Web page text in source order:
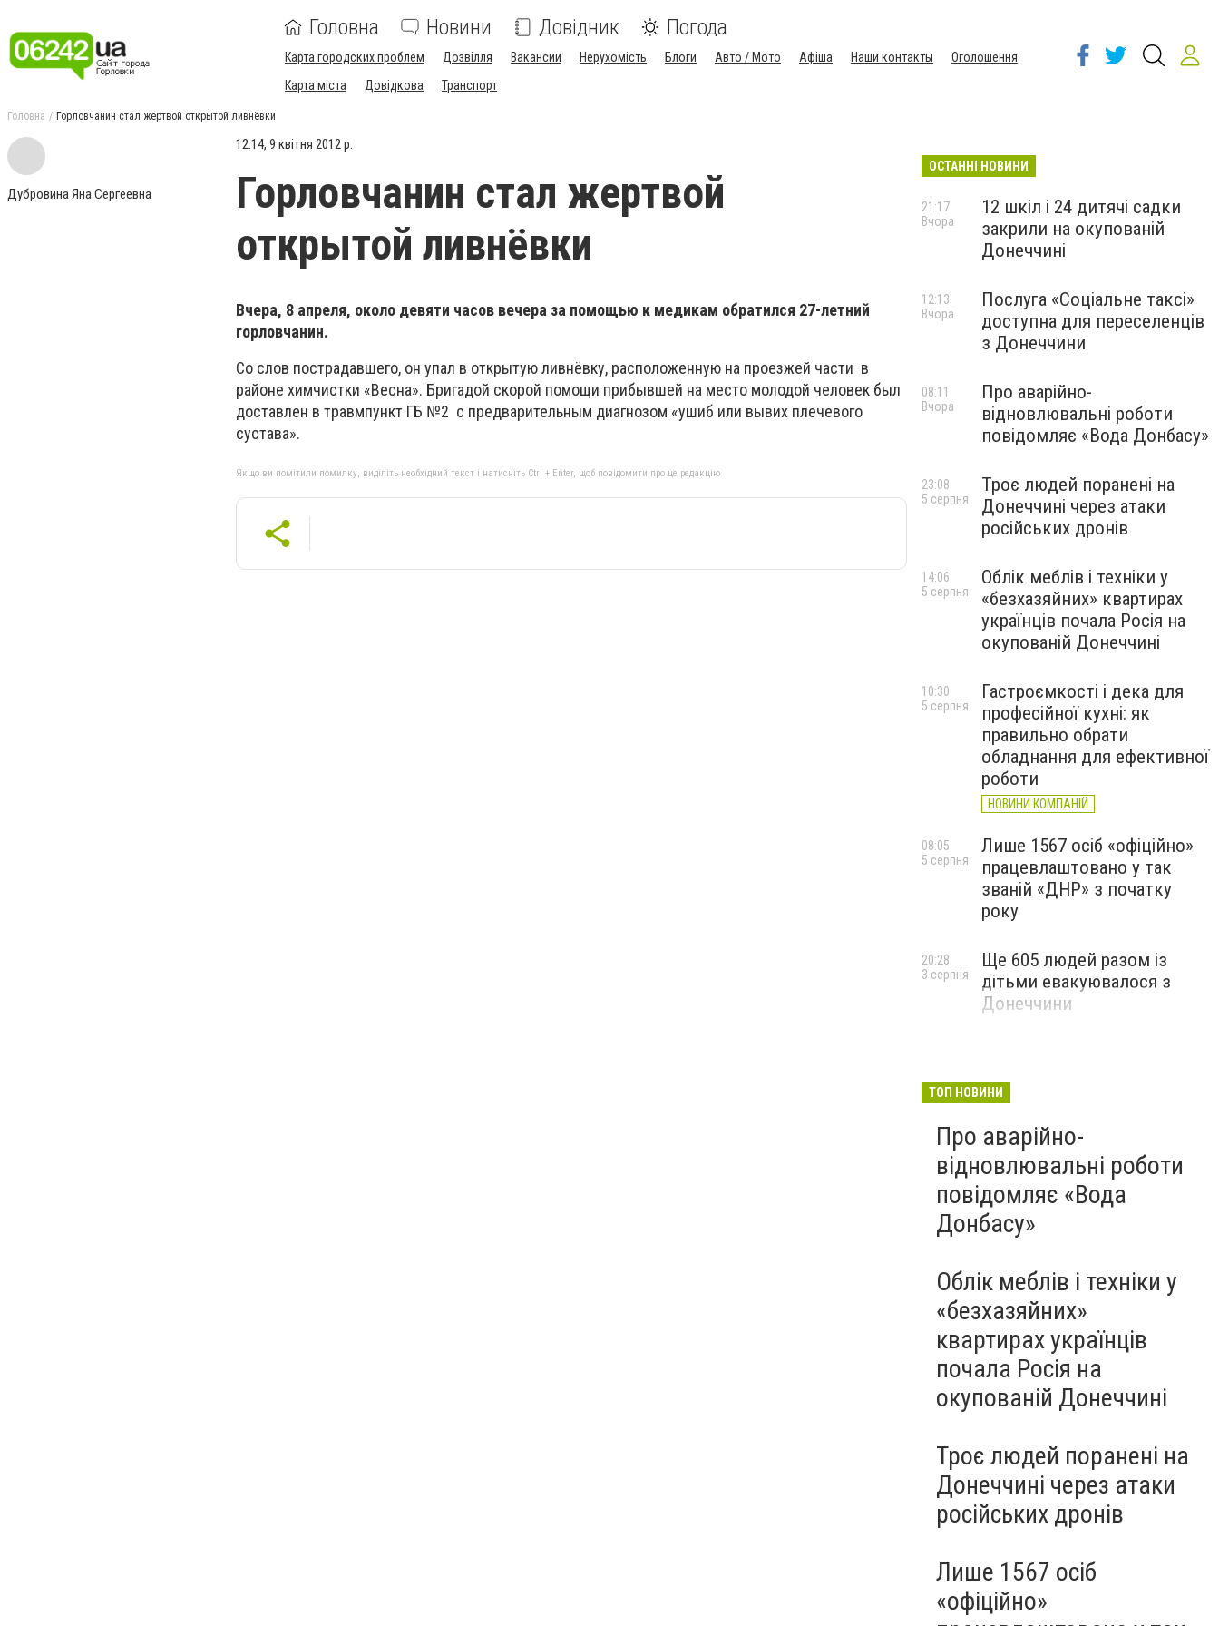
Головна Новини Довідник Погода
Карта городских проблем Дозвілля Вакансии Нерухомість Блоги Авто / Мото Афіша Наши контакты
Оголошення
Карта міста
Довідкова Транспорт
Головна Горловчанин стал жертвой открытой ливнёвки
Дубровина Яна Сергеевна
12:14, 9 квітня 2012 р.
Горловчанин стал жертвой
открытой ливнёвки
Вчера, 8 апреля, около девяти часов вечера за помощью к медикам обратился 27-летний
горловчанин.
Со слов пострадавшего, он упал в открытую ливнёвку, расположенную на проезжей части в
районе химчистки «Весна». Бригадой скорой помощи прибывшей на место молодой человек был
доставлен в травмпункт ГБ №2 с предварительным диагнозом «ушиб или вывих плечевого
сустава».
Якщо ви помітили помилку, виділіть необхідний текст і натисніть Ctrl + Enter, щоб повідомити про це редакцію
ОСТАННІ НОВИНИ
12 шкіл і 24 дитячі садки
закрили на окупованій
Донеччині
21:17
Вчора
Послуга «Соціальне таксі»
доступна для переселенців
з Донеччини
12:13
Вчора
Про аварійно-
відновлювальні роботи
повідомляє «Вода Донбасу»
08:11
Вчора
Троє людей поранені на
Донеччині через атаки
російських дронів
23:08
5 серпня
Облік меблів і техніки у
«безхазяйних» квартирах
українців почала Росія на
окупованій Донеччині
14:06
5 серпня
Гастроємкості і дека для
професійної кухні: як
правильно обрати
обладнання для ефективної
роботи
НОВИНИ КОМПАНІЙ
10:30
5 серпня
Лише 1567 осіб «офіційно»
працевлаштовано у так
званій «ДНР» з початку
року
08:05
5 серпня
Ще 605 людей разом із
дітьми евакуювалося з
Донеччини
20:28
3 серпня
ТОП НОВИНИ
Про аварійно-
відновлювальні роботи
повідомляє «Вода
Донбасу»
Облік меблів і техніки у
«безхазяйних»
квартирах українців
почала Росія на
окупованій Донеччині
Троє людей поранені на
Донеччині через атаки
російських дронів
Лише 1567 осіб
«офіційно»